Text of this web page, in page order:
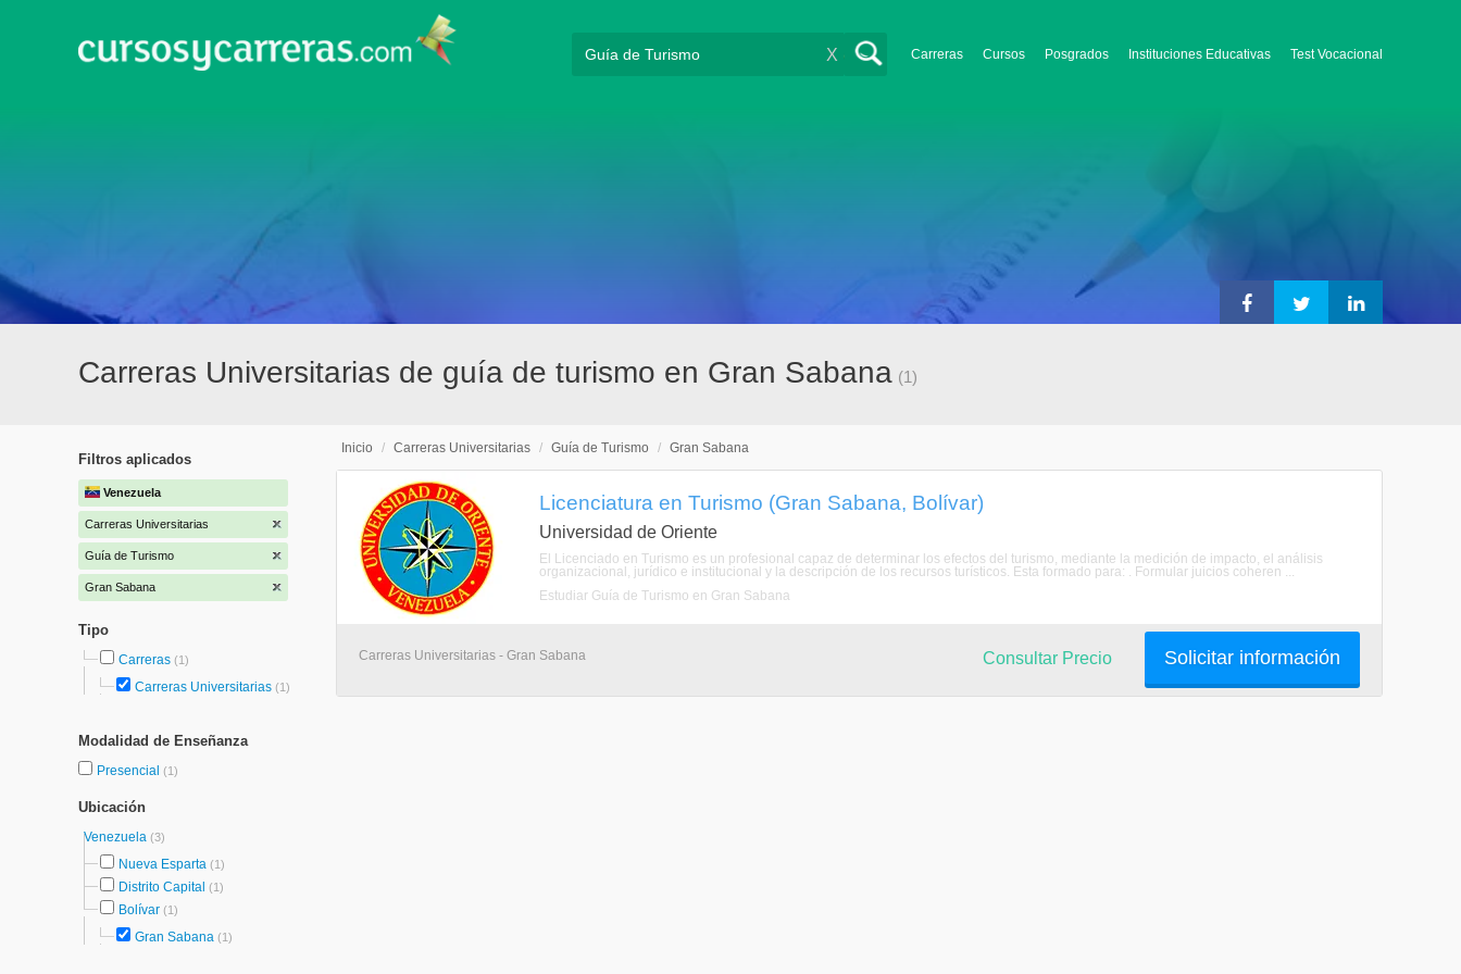
Carreras Cursos Posgrados Instituciones Educativas Test Vocacional
X
Carreras Universitarias de guía de turismo en Gran Sabana (1)
Filtros aplicados
Venezuela
Carreras Universitarias
Guía de Turismo
Gran Sabana
Tipo
Carreras (1)
Carreras Universitarias (1)
Modalidad de Enseñanza
Presencial (1)
Ubicación
Venezuela (3)
Nueva Esparta (1)
Distrito Capital (1)
Bolívar (1)
Gran Sabana (1)
Inicio / Carreras Universitarias / Guía de Turismo / Gran Sabana
Licenciatura en Turismo (Gran Sabana, Bolívar)
Universidad de Oriente
El Licenciado en Turismo es un profesional capaz de determinar los efectos del turismo, mediante la medición de impacto, el análisis
organizacional, jurídico e institucional y la descripción de los recursos turísticos. Esta formado para: . Formular juicios coheren ...
Estudiar Guía de Turismo en Gran Sabana
Carreras Universitarias - Gran Sabana Solicitar información
Consultar Precio